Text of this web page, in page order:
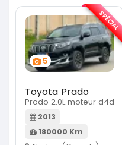
5
Toyota Prado
Prado 2.0L moteur d4d
2013
180000 Km
SPÉCIAL